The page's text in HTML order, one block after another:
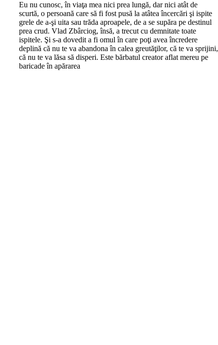
Eu nu cunosc, în viaţa mea nici prea lungă, dar nici atât de
scurtă, o persoană care să fi fost pusă la atâtea încercări şi ispite
grele de a-şi uita sau trăda aproapele, de a se supăra pe destinul
prea crud. Vlad Zbârciog, însă, a trecut cu demnitate toate
ispitele. Şi s-a dovedit a fi omul în care poţi avea încredere
deplină că nu te va abandona în calea greutăţilor, că te va sprijini,
că nu te va lăsa să disperi. Este bărbatul creator aflat mereu pe
baricade în apărarea